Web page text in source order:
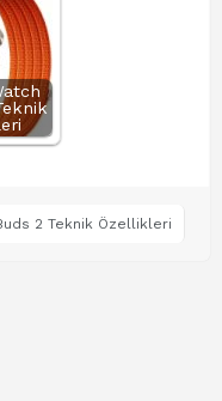
2 Teknik Özellikleri